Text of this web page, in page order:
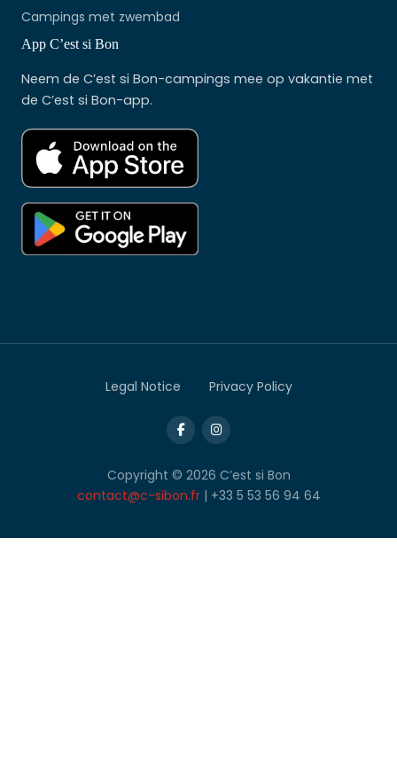
Campings met zwembad
App C’est si Bon
Neem de C’est si Bon-campings mee op vakantie met
de C’est si Bon-app.
Copyright © 2026 C’est si Bon
contact@c-sibon.fr | +33 5 53 56 94 64
Legal Notice Privacy Policy